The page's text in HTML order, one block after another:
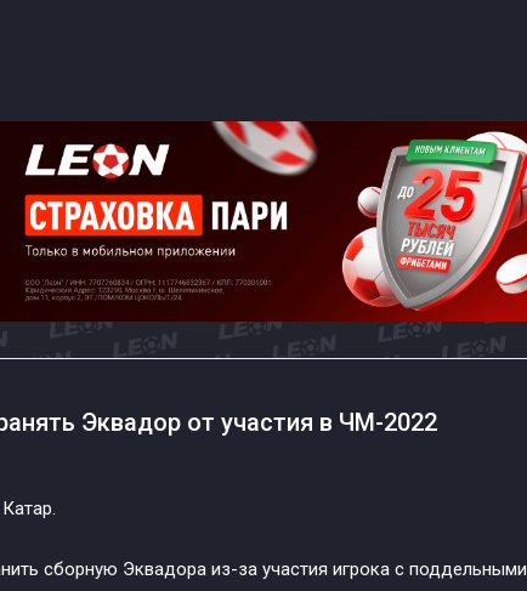
Эквадор от участия в ЧМ-2022
сборную Эквадора из-за участия игрока с поддельными